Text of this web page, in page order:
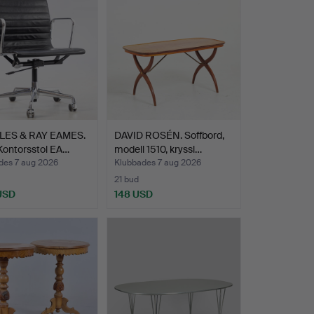
& RAY EAMES.
EA…
7 aug 2026
DAVID ROSÉN. Soffbord,
modell 1510, kryssl…
Klubbades 7 aug 2026
21 bud
148 USD